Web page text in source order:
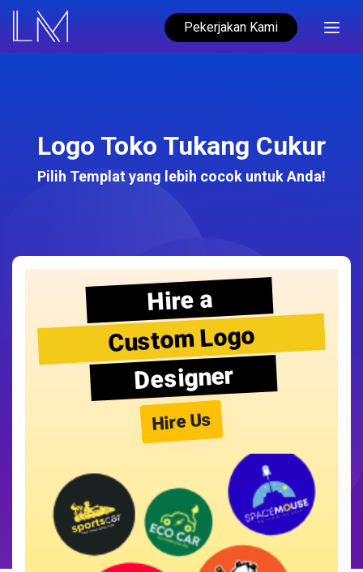
Pekerjakan Kami
Logo Toko Tukang Cukur
Pilih Templat yang lebih cocok untuk Anda!
Hire a
Custom Logo
Designer
Hire Us